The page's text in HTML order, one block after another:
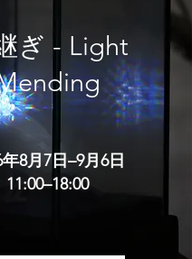
ぎ - Light
8月7日–9月6日
11:00–18:00